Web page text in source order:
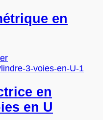
sur
la
produit
plusieurs
variations.
peuvent
être
sur
la
page
en
Ce
produit
plusieurs
variations.
Les
en
en U